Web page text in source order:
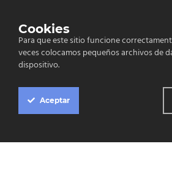
Email:
rica@cita-aragon.es
Centro de Investigación y
de Aragón (CITA), Avenida
España
Todos los derechos reservados.
Cookies
Para que este sitio funcione
veces colocamos pequeños archivos de
dispositivo.
Aceptar